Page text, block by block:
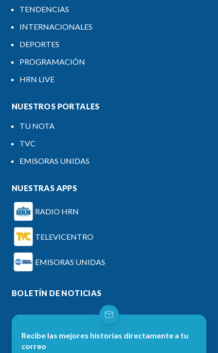
TENDENCIAS
INTERNACIONALES
DEPORTES
PROGRAMACIÓN
HRN LIVE
NUESTROS PORTALES
TU NOTA
TVC
EMISORAS UNIDAS
NUESTRAS APPS
RADIO HRN
TELEVICENTRO
EMISORAS UNIDAS
BOLETÍN DE NOTICIAS
Recibe las mejores historias directamente a tu
correo